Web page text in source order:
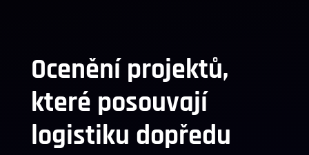
Ocenění projektů,
které posouvají
logistiku dopředu